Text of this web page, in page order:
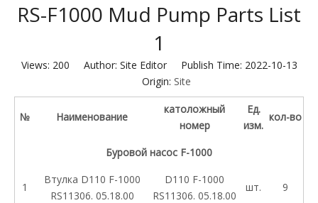
RS-F1000 Mud Pump Parts List
1
Views: 200 Author: Site Editor Publish Time: 2022-10-13
Origin: Site
№ Наименование
католожный
номер
Ед.
изм.
кол-во
Буровой насос F-1000
1
Втулка D110 F-1000
RS11306. 05.18.00
D110 F-1000
RS11306. 05.18.00
шт. 9